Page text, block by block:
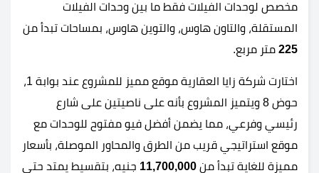
مخصص لوحدات الفيلات فقط ما بين وحدات الفيلات
المستقلة، والتاون هاوس، والتوين هاوس، بمساحات تبدأ من
225 متر مربع.
اختارت شركة زايا العقارية موقع مميز للمشروع عند بوابة 1،
حوض 8 ويتميز المشروع بأنه على ناصيتين على شارع
رئيسي وفرعي، مما يضمن أفضل فيو مفتوح للوحدات مع
موقع استراتيجي قريب من الطرق والمحاور الموصلة، بأسعار
مميزة للغاية تبدأ من 11,700,000 جنيه، بتقسيط يمتد حتى